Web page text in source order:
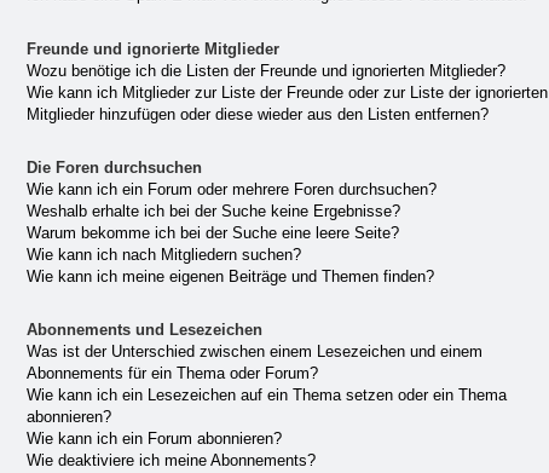
Freunde und ignorierte Mitglieder
Wozu benötige ich die Listen der Freunde und ignorierten Mitglieder?
Wie kann ich Mitglieder zur Liste der Freunde oder zur Liste der ignorierten
Mitglieder hinzufügen oder diese wieder aus den Listen entfernen?
Die Foren durchsuchen
Wie kann ich ein Forum oder mehrere Foren durchsuchen?
Weshalb erhalte ich bei der Suche keine Ergebnisse?
Warum bekomme ich bei der Suche eine leere Seite?
Wie kann ich nach Mitgliedern suchen?
Wie kann ich meine eigenen Beiträge und Themen finden?
Abonnements und Lesezeichen
Was ist der Unterschied zwischen einem Lesezeichen und einem
Abonnements für ein Thema oder Forum?
Wie kann ich ein Lesezeichen auf ein Thema setzen oder ein Thema
abonnieren?
Wie kann ich ein Forum abonnieren?
Wie deaktiviere ich meine Abonnements?